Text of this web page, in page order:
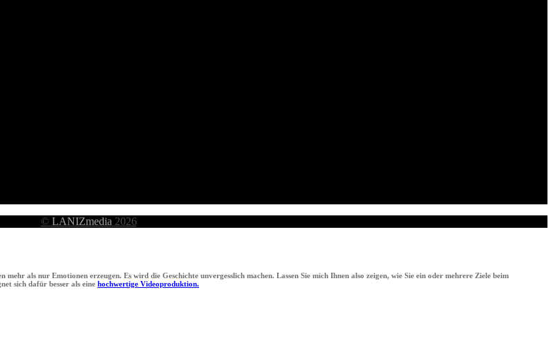
© LANIZmedia 2026
als nur Emotionen erzeugen. Es wird die Geschichte unvergesslich machen. Lassen Sie mich Ihnen also zeigen, wie Sie ein oder mehrere Ziele beim
sich dafür besser als eine hochwertige Videoproduktion.